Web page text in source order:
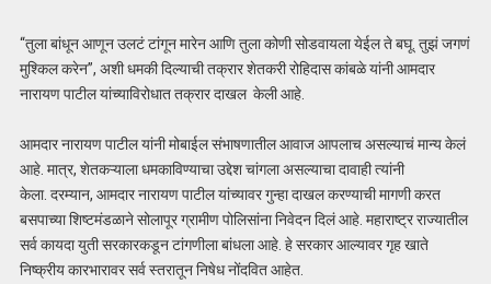
“तुला बांधून आणून उलटं टांगून मारेन आणि तुला कोणी सोडवायला येईल ते बघू. तुझं जगणं
मुश्किल करेन”, अशी धमकी दिल्याची तक्रार शेतकरी रोहिदास कांबळे यांनी आमदार
नारायण पाटील यांच्याविरोधात तक्रार दाखल केली आहे.
आमदार नारायण पाटील यांनी मोबाईल संभाषणातील आवाज आपलाच असल्याचं मान्य केलं
आहे. मात्र, शेतकऱ्याला धमकाविण्याचा उद्देश चांगला असल्याचा दावाही त्यांनी
केला. दरम्यान, आमदार नारायण पाटील यांच्यावर गुन्हा दाखल करण्याची मागणी करत
बसपाच्या शिष्टमंडळाने सोलापूर ग्रामीण पोलिसांना निवेदन दिलं आहे. महाराष्ट्र राज्यातील
सर्व कायदा युती सरकारकडून टांगणीला बांधला आहे. हे सरकार आल्यावर गृह खाते
निष्क्रीय कारभारावर सर्व स्तरातून निषेध नोंदवित आहेत.